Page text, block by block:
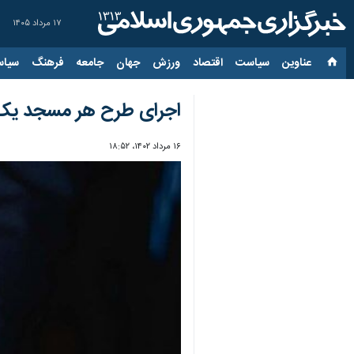
۱۷ مرداد ۱۴۰۵
عناوین‌ سیاست اقتصاد ورزش جهان جامعه فرهنگ
اجرای طرح هر مسجد یک
۱۶ مرداد ۱۴۰۲، ۱۸:۵۲